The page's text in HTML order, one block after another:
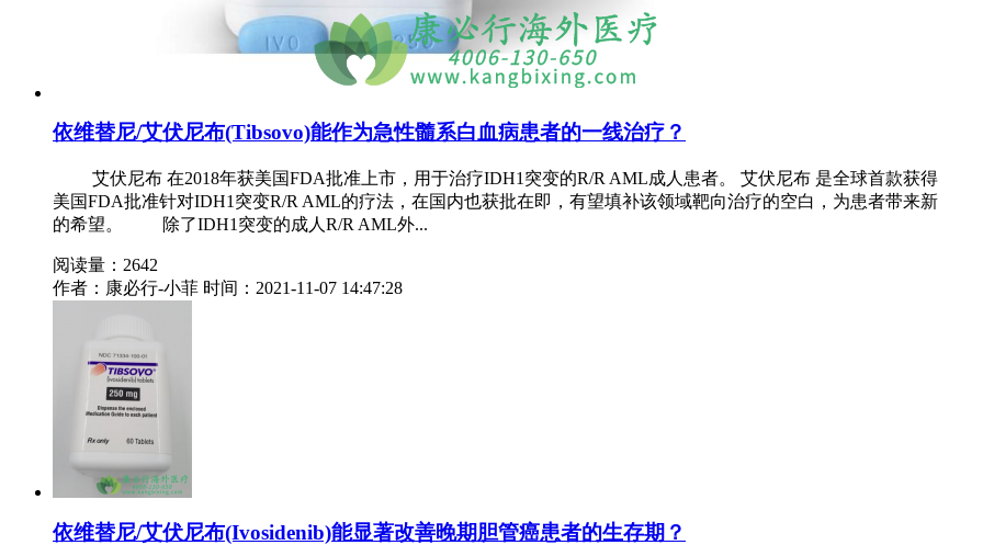
依维替尼/艾伏尼布(Tibsovo)能作为急性髓系白血病患者的一线治疗？
艾伏尼布 在2018年获美国FDA批准上市，用于治疗IDH1突变的R/R AML成人患者。 艾伏尼布 是全球首款获得
美国FDA批准针对IDH1突变R/R AML的疗法，在国内也获批在即，有望填补该领域靶向治疗的空白，为患者带来新
的希望。 除了IDH1突变的成人R/R AML外...
阅读量：2642
作者：康必行-小菲 时间：2021-11-07 14:47:28
依维替尼/艾伏尼布(Ivosidenib)能显著改善晚期胆管癌患者的生存期？